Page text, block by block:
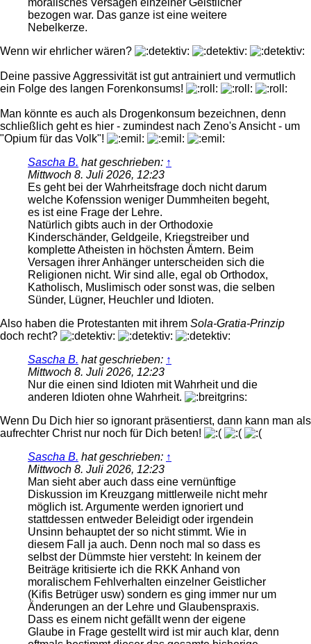
bezogen war. Das ganze ist eine weitere
Nebelkerze.
Wenn wir ehrlicher wären?
Deine passive Aggressivität ist gut antrainiert und vermutlich
ein Folge des langen Forenkonsums!
Man könnte es auch als Drogenkonsum bezeichnen, denn
schließlich geht es hier - zumindest nach Zeno's Ansicht - um
"Opium für das Volk"!
Sascha B. hat geschrieben: ↑
Mittwoch 8. Juli 2026, 12:23
Es geht bei der Wahrheitsfrage doch nicht darum
welche Kofenssion weniger Dummheiten begeht,
es ist eine Frage der Lehre.
Natürlich gibts auch in der Orthodoxie
Kinderschänder, Geldgeile, Kriegstreiber und
komplette Atheisten in höchsten Ämtern. Beim
Versagen ihrer Anhänger unterscheiden sich die
Religionen nicht. Wir sind alle, egal ob Orthodox,
Katholisch, Muslimisch oder sonst was, die selben
Sünder, Lügner, Heuchler und Idioten.
Also haben die Protestanten mit ihrem Sola-Gratia-Prinzip
doch recht?
Sascha B. hat geschrieben: ↑
Mittwoch 8. Juli 2026, 12:23
Nur die einen sind Idioten mit Wahrheit und die
anderen Idioten ohne Wahrheit.
Wenn Du Dich hier so ignorant präsentierst, dann kann man als
aufrechter Christ nur noch für Dich beten!
Sascha B. hat geschrieben: ↑
Mittwoch 8. Juli 2026, 12:23
Man sieht aber auch dass eine vernünftige
Diskussion im Kreuzgang mittlerweile nicht mehr
möglich ist. Argumente werden ignoriert und
stattdessen entweder Beleidigt oder irgendein
Unsinn behauptet der so nicht stimmt. Wie in
diesem Fall ja auch. Denn noch mal so dass es
selbst der Dümmste hier versteht: In keinem der
Beiträge kritisierte ich die RKK Anhand von
moralischem Fehlverhalten einzelner Geistlicher
(Kifis Betrüger usw) sondern es ging immer nur um
Änderungen an der Lehre und Glaubenspraxis.
Dass es einem nicht gefällt wenn der eigene
Glaube in Frage gestellt wird ist mir auch klar, denn